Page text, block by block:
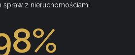
spraw z nieruchomościami
%